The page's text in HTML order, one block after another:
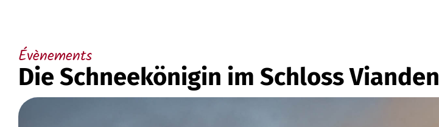
Évènements
Die Schneekönigin im Schloss Vianden